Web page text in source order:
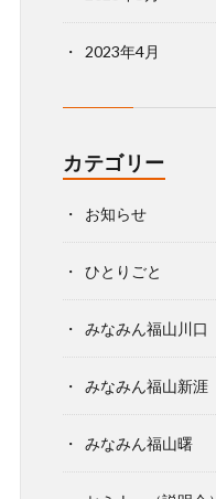
2023年4月
カテゴリー
お知らせ
ひとりごと
みなみん福山川口
みなみん福山新涯
みなみん福山曙